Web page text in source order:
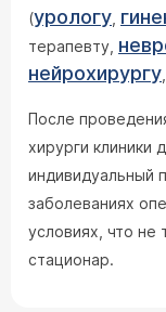
(урологу
терапевту,
нейрохирургу
После
хирурги клиники
индивидуальный
заболеваниях
условиях, что не
стационар.